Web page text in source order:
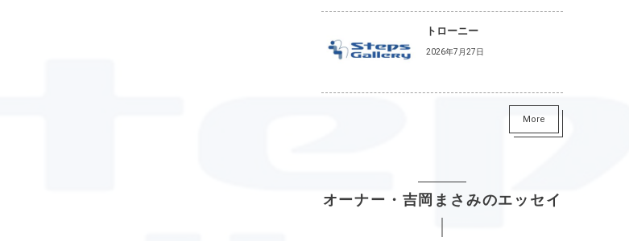
トローニー
2026年7月27日
More
オーナー・吉岡まさみのエッセイ